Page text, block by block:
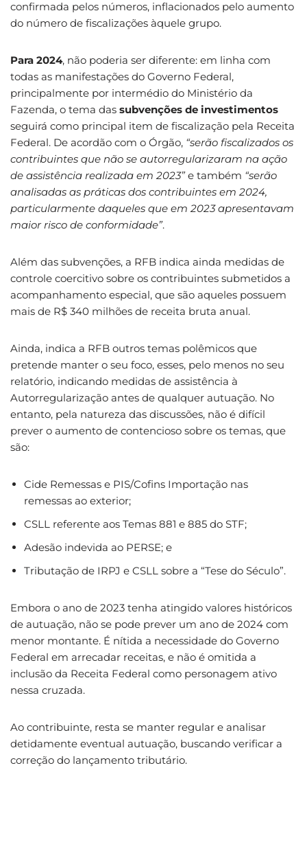
confirmada pelos números, inflacionados pelo aumento
do número de fiscalizações àquele grupo.
Para 2024, não poderia ser diferente: em linha com
todas as manifestações do Governo Federal,
principalmente por intermédio do Ministério da
Fazenda, o tema das subvenções de investimentos
seguirá como principal item de fiscalização pela Receita
Federal. De acordão com o Órgão, “serão fiscalizados os
contribuintes que não se autorregularizaram na ação
de assistência realizada em 2023”e também “serão
analisadas as práticas dos contribuintes em 2024,
particularmente daqueles que em 2023 apresentavam
maior risco de conformidade”.
Além das subvenções, a RFB indica ainda medidas de
controle coercitivo sobre os contribuintes submetidos a
acompanhamento especial, que são aqueles possuem
mais de R$ 340 milhões de receita bruta anual.
Ainda, indica a RFB outros temas polêmicos que
pretende manter o seu foco, esses, pelo menos no seu
relatório, indicando medidas de assistência à
Autorregularização antes de qualquer autuação. No
entanto, pela natureza das discussões, não é difícil
prever o aumento de contencioso sobre os temas, que
são:
Cide Remessas e PIS/Cofins Importação nas
remessas ao exterior;
CSLL referente aos Temas 881 e 885 do STF;
Adesão indevida ao PERSE; e
Tributação de IRPJ e CSLL sobre a “Tese do Século”.
Embora o ano de 2023 tenha atingido valores históricos
de autuação, não se pode prever um ano de 2024 com
menor montante. É nítida a necessidade do Governo
Federal em arrecadar receitas, e não é omitida a
inclusão da Receita Federal como personagem ativo
nessa cruzada.
Ao contribuinte, resta se manter regular e analisar
detidamente eventual autuação, buscando verificar a
correção do lançamento tributário.